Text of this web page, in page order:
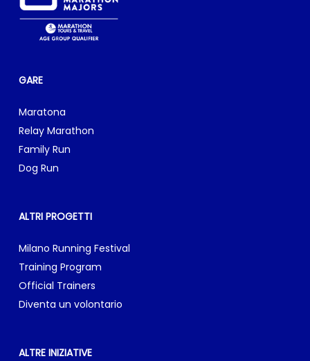
GARE
Maratona
Relay Marathon
Family Run
Dog Run
ALTRI PROGETTI
Milano Running Festival
Training Program
Official Trainers
Diventa un volontario
ALTRE INIZIATIVE